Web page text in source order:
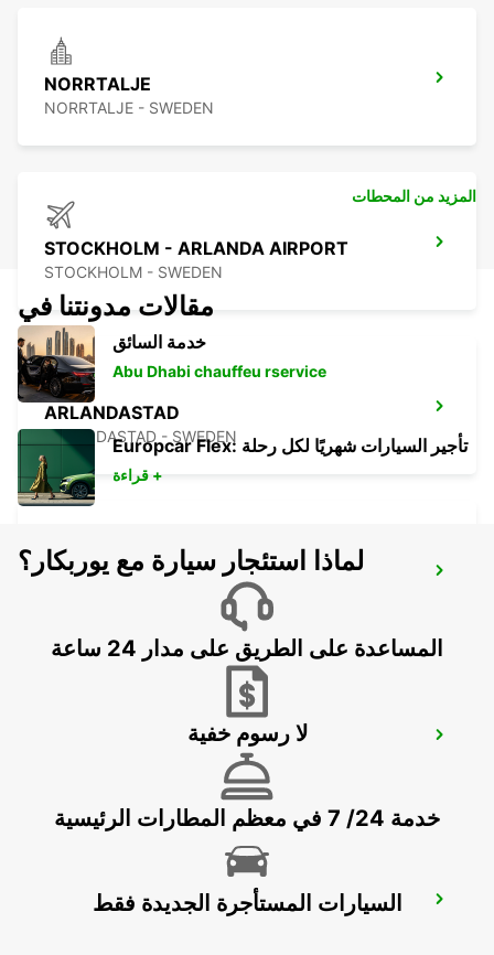
NORRTALJE
NORRTALJE - SWEDEN
STOCKHOLM - ARLANDA AIRPORT
STOCKHOLM - SWEDEN
ARLANDASTAD
ARLANDASTAD - SWEDEN
VALLENTUNA
VALLENTUNA - SWEDEN
UPPLANDS VASBY
UPPLANDS VASBY - SWEDEN
STOCKHOLM BREDDEN
المزيد من المحطات
مقالات مدونتنا في
خدمة السائق
Abu Dhabi chauffeu rservice
Europcar Flex: تأجير السيارات شهريًا لكل رحلة
قراءة +
لماذا استئجار سيارة مع يوربكار؟
المساعدة على الطريق على مدار 24 ساعة
لا رسوم خفية
خدمة 24/ 7 في معظم المطارات الرئيسية
السيارات المستأجرة الجديدة فقط